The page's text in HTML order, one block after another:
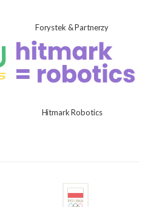
Forystek & Partnerzy
Hitmark Robotics